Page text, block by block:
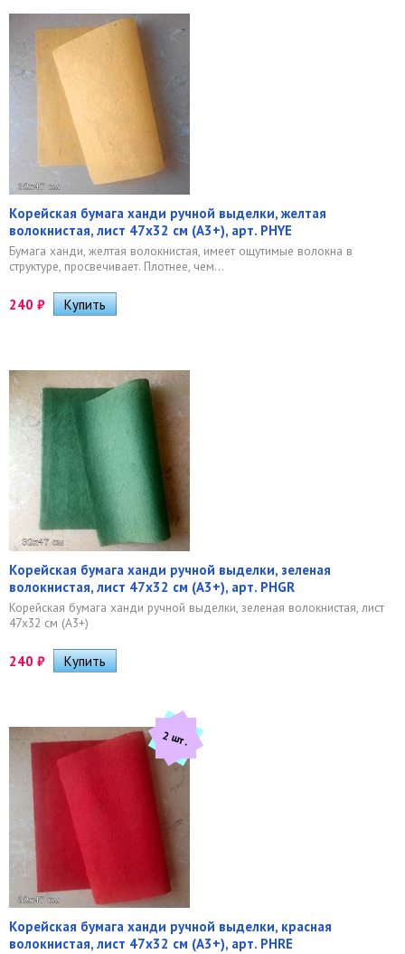
Корейская бумага ханди ручной выделки, желтая
волокнистая, лист 47х32 см (А3+), арт. PHYE
​Бумага ханди, желтая волокнистая, имеет ощутимые волокна в
структуре, просвечивает. Плотнее, чем...
240 ₽
Корейская бумага ханди ручной выделки, зеленая
волокнистая, лист 47х32 см (А3+), арт. PHGR
Корейская бумага ханди ручной выделки, зеленая волокнистая, лист
47х32 см (А3+)
240 ₽
2 шт.
Корейская бумага ханди ручной выделки, красная
волокнистая, лист 47х32 см (А3+), арт. PHRE